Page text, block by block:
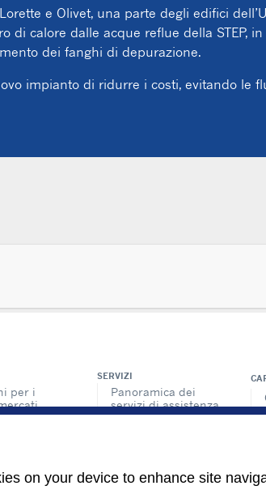
e Olivet, una parte degli edifici
di calore dalle acque reflue della STEP,
dei fanghi di depurazione.
impianto di ridurre i costi, evitando le
per i
di
SERVIZI
Panoramica dei
servizi di assistenza
Fornitori
on your device to enhance site